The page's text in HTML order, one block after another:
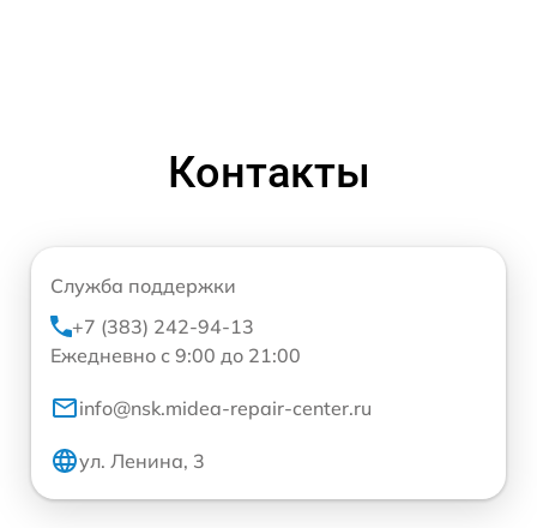
Контакты
Служба поддержки
+7 (383) 242-94-13
Ежедневно с 9:00 до 21:00
info@nsk.midea-repair-center.ru
ул. Ленина, 3